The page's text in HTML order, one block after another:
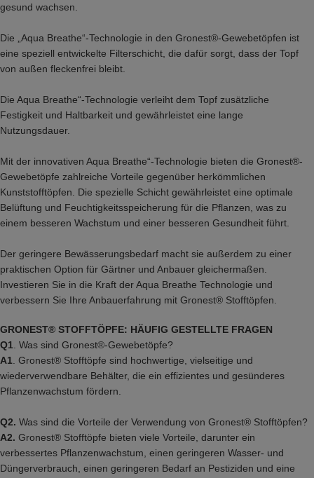
gesund wachsen.
Die „Aqua Breathe“-Technologie in den Gronest®-Gewebetöpfen ist
eine speziell entwickelte Filterschicht, die dafür sorgt, dass der Topf
von außen fleckenfrei bleibt.
Die Aqua Breathe“-Technologie verleiht dem Topf zusätzliche
Festigkeit und Haltbarkeit und gewährleistet eine lange
Nutzungsdauer.
Mit der innovativen Aqua Breathe“-Technologie bieten die Gronest®-
Gewebetöpfe zahlreiche Vorteile gegenüber herkömmlichen
Kunststofftöpfen. Die spezielle Schicht gewährleistet eine optimale
Belüftung und Feuchtigkeitsspeicherung für die Pflanzen, was zu
einem besseren Wachstum und einer besseren Gesundheit führt.
Der geringere Bewässerungsbedarf macht sie außerdem zu einer
praktischen Option für Gärtner und Anbauer gleichermaßen.
Investieren Sie in die Kraft der Aqua Breathe Technologie und
verbessern Sie Ihre Anbauerfahrung mit Gronest® Stofftöpfen.
GRONEST® STOFFTÖPFE: HÄUFIG GESTELLTE FRAGEN
Q1 . Was sind Gronest®-Gewebetöpfe?
A1 . Gronest® Stofftöpfe sind hochwertige, vielseitige und
wiederverwendbare Behälter, die ein effizientes und gesünderes
Pflanzenwachstum fördern.
Q2. Was sind die Vorteile der Verwendung von Gronest® Stofftöpfen?
A2. Gronest® Stofftöpfe bieten viele Vorteile, darunter ein
verbessertes Pflanzenwachstum, einen geringeren Wasser- und
Düngerverbrauch, einen geringeren Bedarf an Pestiziden und eine